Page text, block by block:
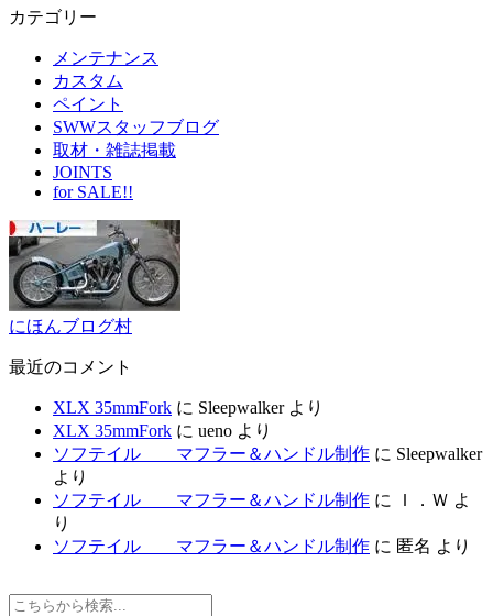
カテゴリー
メンテナンス
カスタム
ペイント
SWWスタッフブログ
取材・雑誌掲載
JOINTS
for SALE!!
にほんブログ村
最近のコメント
XLX 35mmFork に Sleepwalkerより
XLX 35mmFork に ueno より
ソフテイル マフラー＆ハンドル制作 に Sleepwalker
より
ソフテイル マフラー＆ハンドル制作 に Ｉ．Ｗ よ
り
ソフテイル マフラー＆ハンドル制作 に 匿名 より